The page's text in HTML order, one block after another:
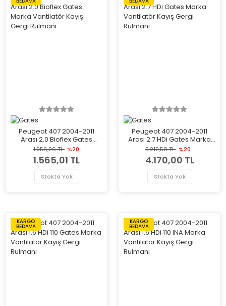
Peugeot 407 2004-2011
Arası 2.0 Bioflex Gates
Marka Vantilatör Kayış
Gergi Rulmanı
1.956,26 TL %20
1.565,01 TL
Stokta Yok
Peugeot 407 2004-2011
Arası 2.7 HDi Gates Marka
Vantilatör Kayış Gergi
Rulmanı
5.212,50 TL %20
4.170,00 TL
Stokta Yok
KARGO
BEDAVA
KARGO
BEDAVA